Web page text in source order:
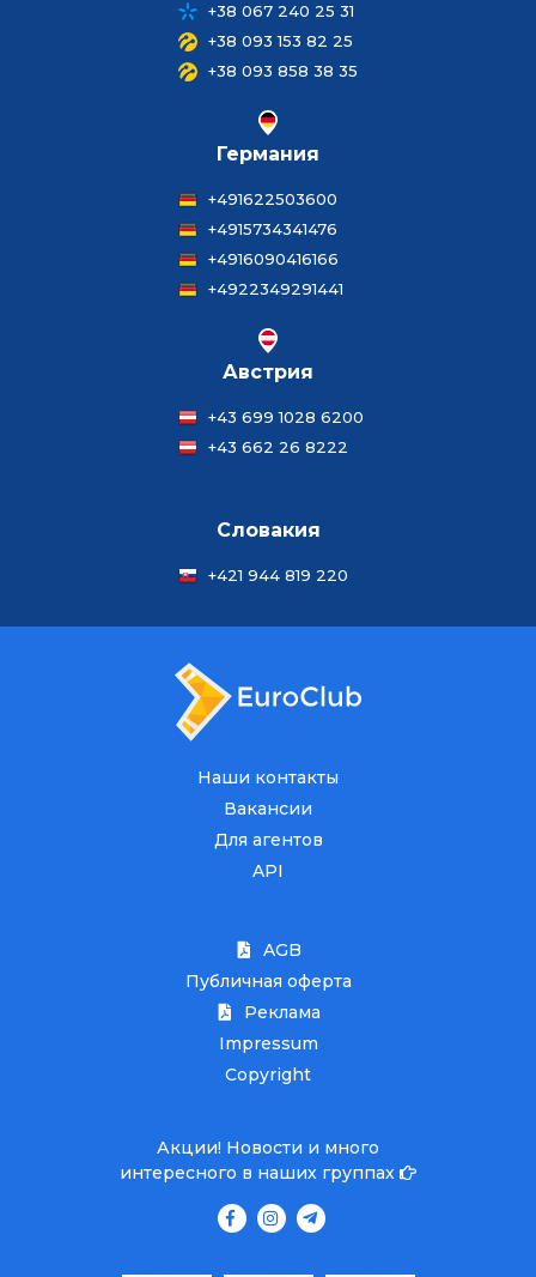
+38 067 240 25 31
+38 093 153 82 25
+38 093 858 38 35
Германия
+491622503600
+4915734341476
+4916090416166
+4922349291441
Австрия
+43 699 1028 6200
+43 662 26 8222
Словакия
+421 944 819 220
Наши контакты
Вакансии
Для агентов
API
AGB
Публичная оферта
Реклама
Impressum
Copyright
Акции! Новости и много
интересного в наших группах